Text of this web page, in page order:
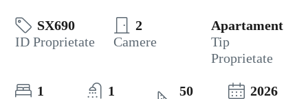
SX690
ID Proprietate
2
Camere
Apartament
Tip
Proprietate
1
1
50
2026